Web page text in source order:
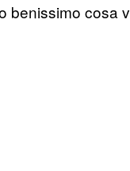
benissimo cosa